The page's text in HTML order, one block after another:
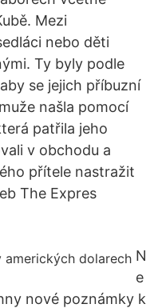
Mezi
nebo děti
Ty byly podle
se jejich příbuzní
našla pomocí
patřila jeho
v obchodu a
přítele nastražit
The Expres
N
e
nové poznámky k